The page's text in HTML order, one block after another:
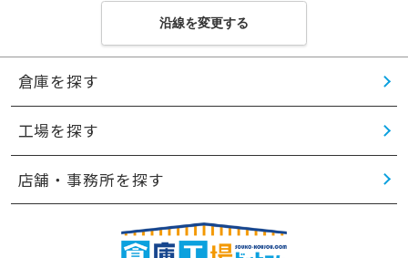
沿線を変更する
倉庫を探す
工場を探す
店舗・事務所を探す